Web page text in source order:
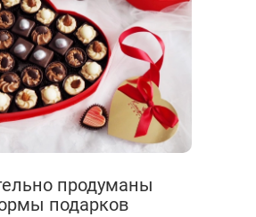
продуманы
подарков